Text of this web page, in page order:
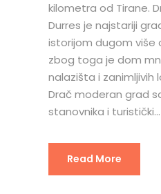
kilometra od Tirane.
Durres je najstariji
istorijom dugom više
zbog toga je dom
nalazišta i zanimljivih
Drač moderan grad
stanovnika i turistički...
Read More